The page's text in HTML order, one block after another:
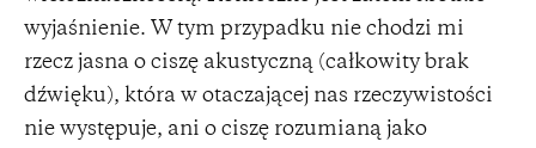
wyjaśnienie. W tym przypadku nie chodzi mi
rzecz jasna o ciszę akustyczną (całkowity brak
dźwięku), która w otaczającej nas rzeczywistości
nie występuje, ani o ciszę rozumianą jako